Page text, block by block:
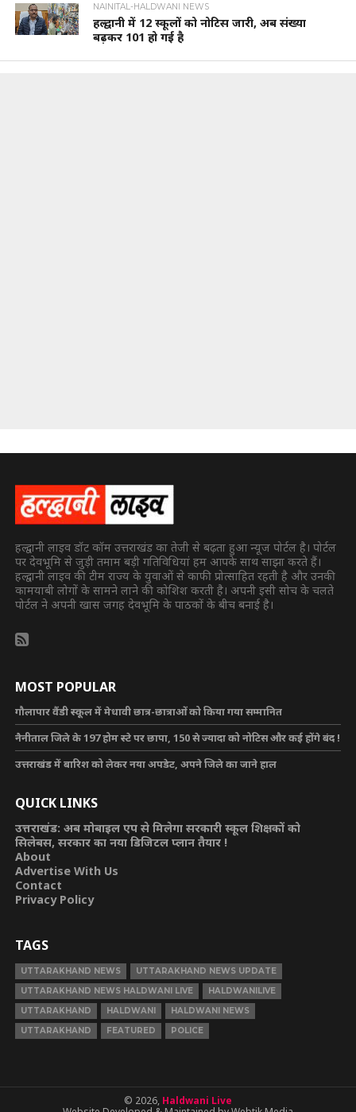
NAINITAL-HALDWANI NEWS
हल्द्वानी में 12 स्कूलों को नोटिस जारी, अब संख्या
बढ़कर 101 हो गई है
हल्द्वानी लाइव डॉट कॉम उत्तराखंड का तेजी से बढ़ता हुआ न्यूज पोर्टल है। पोर्टल
पर देवभूमि से जुड़ी तमाम बड़ी गतिविधियां हम आपके साथ साझा करते हैं।
हल्द्वानी लाइव की टीम राज्य के युवाओं से काफी प्रोत्साहित रहती है और उनकी
कामयाबी लोगों के सामने लाने की कोशिश करती है। अपनी इसी सोच के चलते
पोर्टल ने अपनी खास जगह देवभूमि के पाठकों के बीच बनाई है।
MOST POPULAR
गौलापार वैंडी स्कूल में मेधावी छात्र-छात्राओं को किया गया सम्मानित
नैनीताल जिले के 197 होम स्टे पर छापा, 150 से ज्यादा को नोटिस और कई होंगे बंद !
उत्तराखंड में बारिश को लेकर नया अपडेट, अपने जिले का जाने हाल
QUICK LINKS
उत्तराखंड: अब मोबाइल एप से मिलेगा सरकारी स्कूल शिक्षकों को
सिलेबस, सरकार का नया डिजिटल प्लान तैयार !
About
Advertise With Us
Contact
Privacy Policy
TAGS
UTTARAKHAND NEWS
UTTARAKHAND NEWS UPDATE
UTTARAKHAND NEWS HALDWANI LIVE
HALDWANILIVE
UTTARAKHAND
HALDWANI
HALDWANI NEWS
UTTARAKHAND
FEATURED POLICE
© 2026, Haldwani Live